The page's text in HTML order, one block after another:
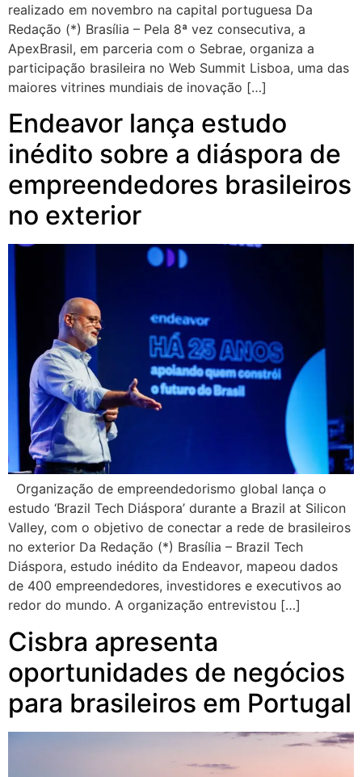
realizado em novembro na capital portuguesa Da
Redação (*) Brasília – Pela 8ª vez consecutiva, a
ApexBrasil, em parceria com o Sebrae, organiza a
participação brasileira no Web Summit Lisboa, uma das
maiores vitrines mundiais de inovação […]
Endeavor lança estudo
inédito sobre a diáspora de
empreendedores brasileiros
no exterior
Organização de empreendedorismo global lança o
estudo ‘Brazil Tech Diáspora’ durante a Brazil at Silicon
Valley, com o objetivo de conectar a rede de brasileiros
no exterior Da Redação (*) Brasília – Brazil Tech
Diáspora, estudo inédito da Endeavor, mapeou dados
de 400 empreendedores, investidores e executivos ao
redor do mundo. A organização entrevistou […]
Cisbra apresenta
oportunidades de negócios
para brasileiros em Portugal